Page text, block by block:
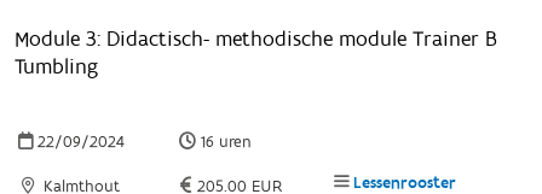
Module 3: Didactisch- methodische module Trainer B
Tumbling
22/09/2024 16 uren
Kalmthout 205.00 EUR Lessenrooster